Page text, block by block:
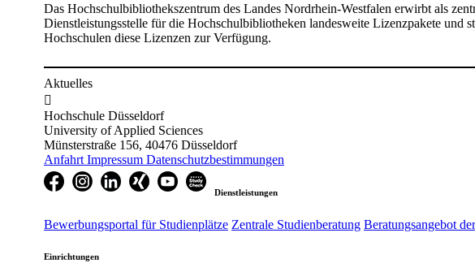
Das Hochschulbibliothekszentrum des Landes Nordrhein-Westfalen erwirbt als
Dienstleistungsstelle für die Hochschulbibliotheken landesweite Lizenzpakete und
Hochschulen diese Lizenzen zur Verfügung.
Aktuelles

Hochschule Düsseldorf
University of Applied Sciences
Münsterstraße 156, 40476 Düsseldorf
Anfahrt Impressum Datenschutzbestimmungen
Dienstleistungen
Bewerbungsportal für Studienplätze Zentrale Studienberatung Beratungsangebot
Einrichtungen